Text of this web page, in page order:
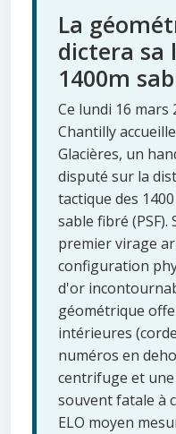
La
dictera sa
1400m
Ce lundi 16
Chantilly
Glacières, un
disputé sur la
tactique des
sable fibré (PSF).
premier virage
configuration
d'or
géométrique
intérieures
numéros en
centrifuge et
souvent fatale à
ELO moyen